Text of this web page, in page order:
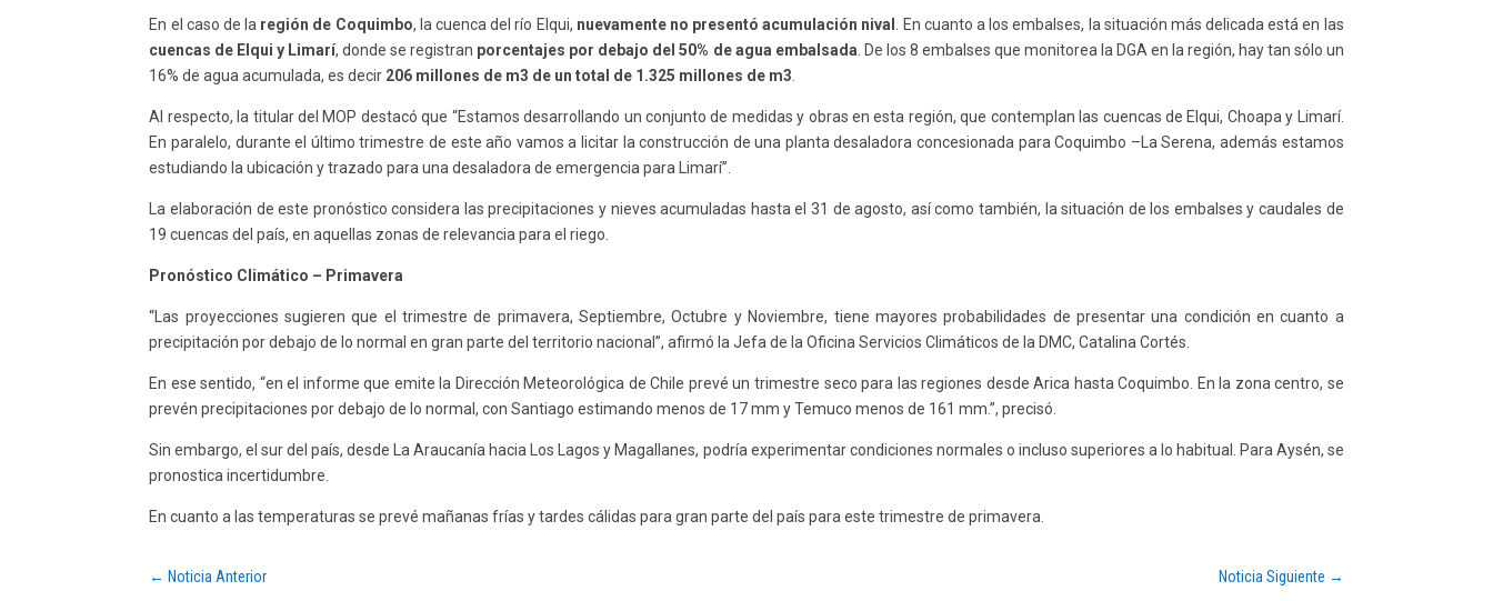
En el caso de la región de Coquimbo, la cuenca del río Elqui, nuevamente no presentó acumulación nival
. En cuanto a los embalses, la situación más delicada está en las
cuencas de Elqui y Limarí, donde se registran porcentajes por debajo del 50% de agua embalsada . De los 8 embalses que monitorea la DGA en la región, hay tan sólo un
16% de agua acumulada, es decir 206 millones de m3 de un total de 1.325 millones de m3
Al respecto, la titular del MOP destacó que “Estamos desarrollando un conjunto de medidas y obras en esta región, que contemplan las cuencas de Elqui, Choapa y Limarí.
En paralelo, durante el último trimestre de este año vamos a licitar la construcción de una planta desaladora concesionada para Coquimbo –La Serena, además estamos
estudiando la ubicación y trazado para una desaladora de emergencia para Limarí”.
La elaboración de este pronóstico considera las precipitaciones y nieves acumuladas hasta el 31 de agosto, así como también, la situación de los embalses y caudales de
19 cuencas del país, en aquellas zonas de relevancia para el riego.
Pronóstico Climático – Primavera
“Las proyecciones sugieren que el trimestre de primavera, Septiembre, Octubre y Noviembre, tiene mayores probabilidades de presentar una condición en cuanto a
precipitación por debajo de lo normal en gran parte del territorio nacional”, afirmó la Jefa de la Oficina Servicios Climáticos de la DMC, Catalina Cortés.
En ese sentido, “en el informe que emite la Dirección Meteorológica de Chile prevé un trimestre seco para las regiones desde Arica hasta Coquimbo. En la zona centro, se
prevén precipitaciones por debajo de lo normal, con Santiago estimando menos de 17 mm y Temuco menos de 161 mm.”, precisó.
Sin embargo, el sur del país, desde La Araucanía hacia Los Lagos y Magallanes, podría experimentar condiciones normales o incluso superiores a lo habitual. Para Aysén, se
pronostica incertidumbre.
En cuanto a las temperaturas se prevé mañanas frías y tardes cálidas para gran parte del país para este trimestre de primavera.
← Noticia Anterior Noticia Siguiente →